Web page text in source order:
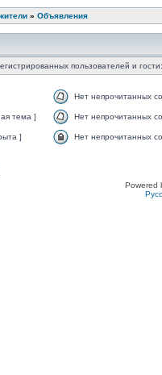
» Объявления
пользователей и
Нет непрочитанных
тема ] Нет непрочитанных
] Нет непрочитанных
Powered